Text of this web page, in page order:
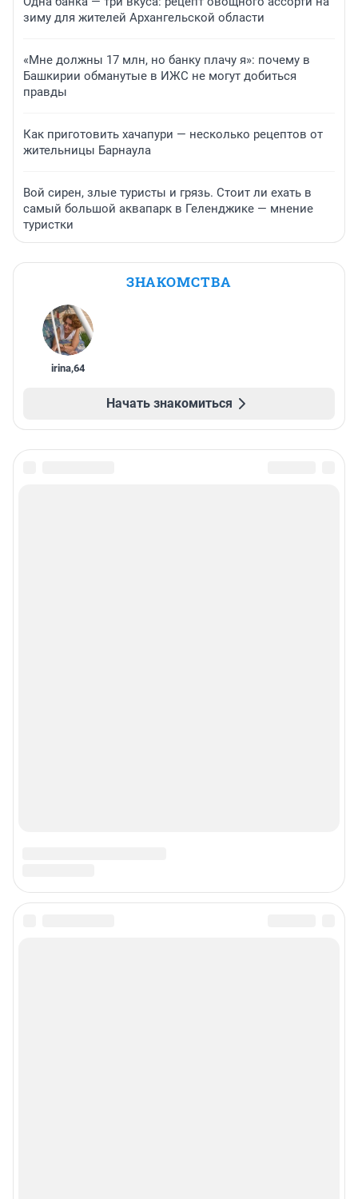
зиму для жителей Архангельской области
«Мне должны 17 млн, но банку плачу я»: почему в
Башкирии обманутые в ИЖС не могут добиться
правды
Как приготовить хачапури — несколько рецептов от
жительницы Барнаула
Вой сирен, злые туристы и грязь. Стоит ли ехать в
самый большой аквапарк в Геленджике — мнение
туристки
ЗНАКОМСТВА
irina,64
Начать знакомиться